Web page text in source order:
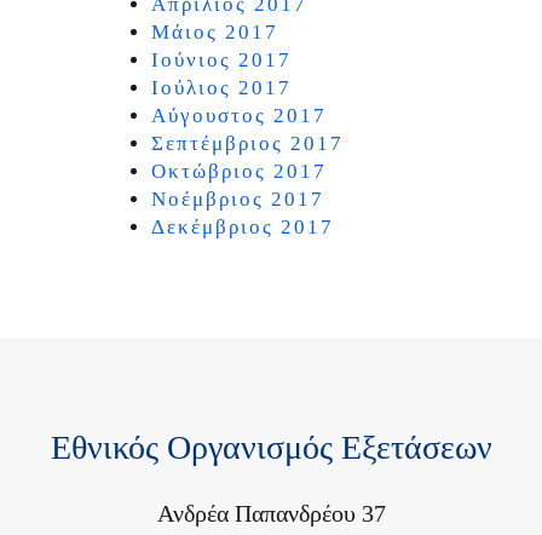
Απρίλιος 2017
Μάιος 2017
Ιούνιος 2017
Ιούλιος 2017
Αύγουστος 2017
Σεπτέμβριος 2017
Οκτώβριος 2017
Νοέμβριος 2017
Δεκέμβριος 2017
Εθνικός Οργανισμός Εξετάσεων
Ανδρέα Παπανδρέου 37